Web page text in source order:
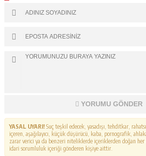
YORUMU GÖNDER
YASAL UYARI!Suç teşkil edecek, yasadışı, tehditkar,
içeren, aşağılayıcı, küçük düşürücü, kaba, pornografik,
zarar verici ya da benzeri niteliklerde içeriklerden doğan
idari sorumluluk içeriği gönderen kişiye aittir.